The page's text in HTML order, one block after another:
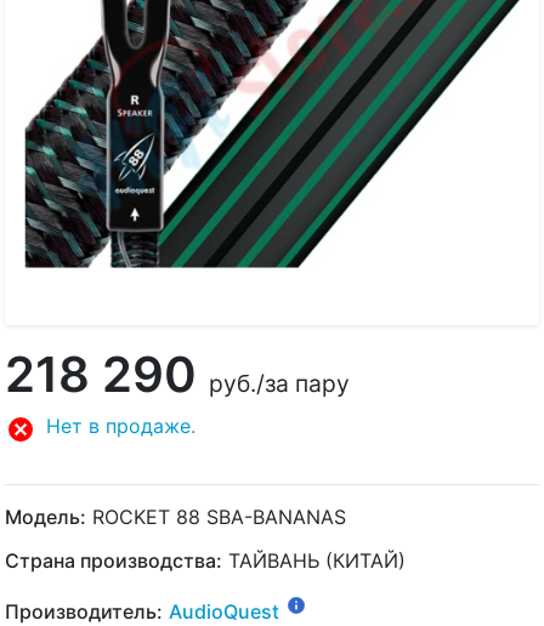
218 290 руб./за пару
Нет в продаже.
Модель: ROCKET 88 SBA-BANANAS
Страна производства: ТАЙВАНЬ (КИТАЙ)
Производитель: AudioQuest